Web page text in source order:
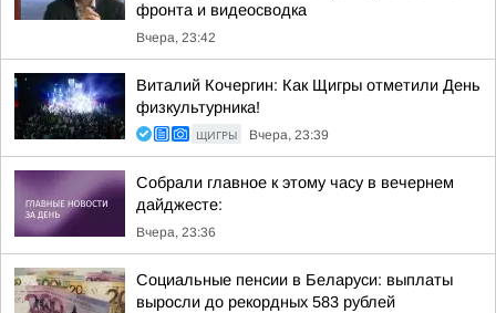
фронта и видеосводка
Вчера, 23:42
Виталий Кочергин: Как Щигры отметили День
физкультурника!
ЩИГРЫ Вчера, 23:39
Собрали главное к этому часу в вечернем
дайджесте:
Вчера, 23:36
Социальные пенсии в Беларуси: выплаты
выросли до рекордных 583 рублей